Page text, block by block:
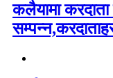
कलैयामा करदाता